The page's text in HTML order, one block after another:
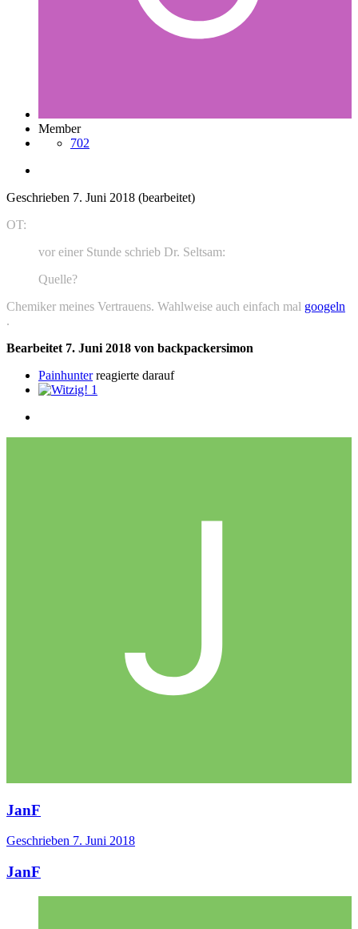
Member
702
Geschrieben 7. Juni 2018 (bearbeitet)
OT:
vor einer Stunde schrieb Dr. Seltsam:
Quelle?
Chemiker meines Vertrauens. Wahlweise auch einfach mal googeln
.
Bearbeitet 7. Juni 2018 von backpackersimon
Painhunterreagierte darauf
1
JanF
Geschrieben 7. Juni 2018
JanF